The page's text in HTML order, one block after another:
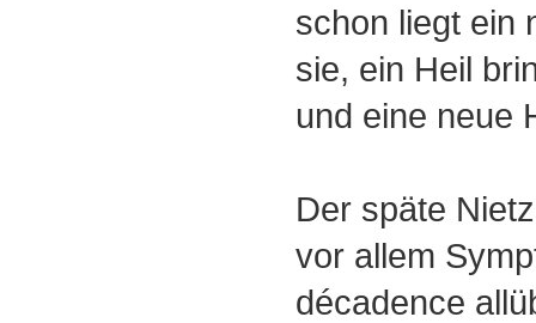
schon liegt ein
sie, ein Heil
und eine neue
Der späte
vor allem
décadence